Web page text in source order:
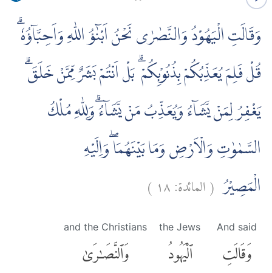
وَقَالَتِ الْيَهُوْدُ وَالنَّصٰرٰى نَحْنُ اَبْنٰۤؤُ اللّٰهِ وَاَحِبَّاۤؤُهٗ ۗ
قُلْ فَلِمَ يُعَذِّبُكُمْ بِذُنُوْبِكُمْ ۗ بَلْ اَنْتُمْ بَشَرٌ مِّمَّنْ خَلَقَۗ
يَغْفِرُ لِمَنْ يَّشَاۤءُ وَيُعَذِّبُ مَنْ يَّشَاۤءُۗ وَلِلّٰهِ مُلْكُ
السَّمٰوٰتِ وَالْاَرْضِ وَمَا بَيْنَهُمَا ۖوَاِلَيْهِ
الْمَصِيْرُ (المائدة:١٨ )
And said
وَقَالَتِ
the Jews
ٱلْيَهُودُ
and the Christians
وَٱلنَّصَٰرَىٰ